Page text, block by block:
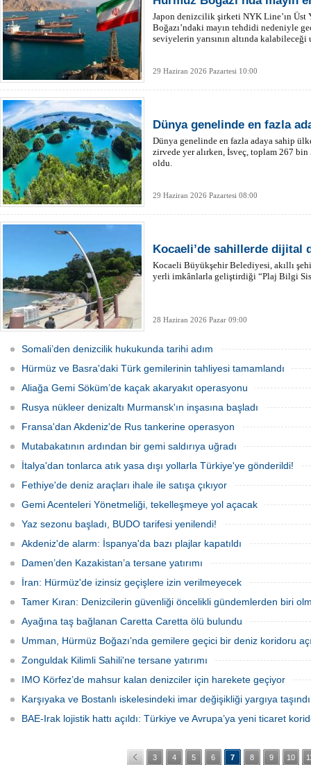
Japon denizcilik şirketi NYK Line’ın Üst
Boğazı’ndaki mayın tehdidi nedeniyle
seviyelerin yarısının altında kalabileceği
29 Haziran 2026 Pazartesi 10:00
Dünya genelinde en fazla
Dünya genelinde en fazla adaya sahip
zirvede yer alırken, İsveç, toplam 267
oldu.
29 Haziran 2026 Pazartesi 08:00
Kocaeli’de sahillerde dijital
Kocaeli Büyükşehir Belediyesi, akıllı
yerli imkânlarla geliştirdiği “Plaj Bilgi
28 Haziran 2026 Pazar 09:00
Somali’den denizcilik hukukunda tarihi adım
Hürmüz ve Basra'daki Türk gemilerinin tahliyesi tamamlandı
Aliağa Gemi Söküm’de kaçak akaryakıt operasyonu
Rusya nükleer denizaltı Murmansk'ın inşasına başladı
Fransa'dan Akdeniz'de Rus tankerine operasyon
Mutabakatının ardından bir gemi saldırıya uğradı
İtalya'dan tonlarca atık yasa dışı yollarla Türkiye'ye gönderildi!
Fethiye'de deniz araçları ihale ile satışa çıkıyor
Gemi Acenteleri Yönetmeliği, tekelleşmeye yol açacak
Yaz sezonu başladı, BUDO tarifesi yenilendi!
Akdeniz'de alarm: İspanya'da bazı plajlar kapatıldı
Damen’den Kazakistan’a tersane yatırımı
İran: Hürmüz'de izinsiz geçişlere izin verilmeyecek
Tamer Kıran: Denizcilerin güvenliği öncelikli gündemlerden biri
Ayağına taş bağlanan Caretta Caretta ölü bulundu
Umman, Hürmüz Boğazı’nda gemilere geçici bir deniz koridoru
Zonguldak Kilimli Sahili'ne tersane yatırımı
IMO Körfez’de mahsur kalan denizciler için harekete geçiyor
Karşıyaka ve Bostanlı iskelesindeki imar değişikliği yargıya
BAE-Irak lojistik hattı açıldı: Türkiye ve Avrupa’ya yeni ticaret
3 4 5 6 7 8 9 10